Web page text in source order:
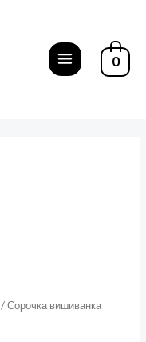
MAIN
0
/ Сорочка вишиванка